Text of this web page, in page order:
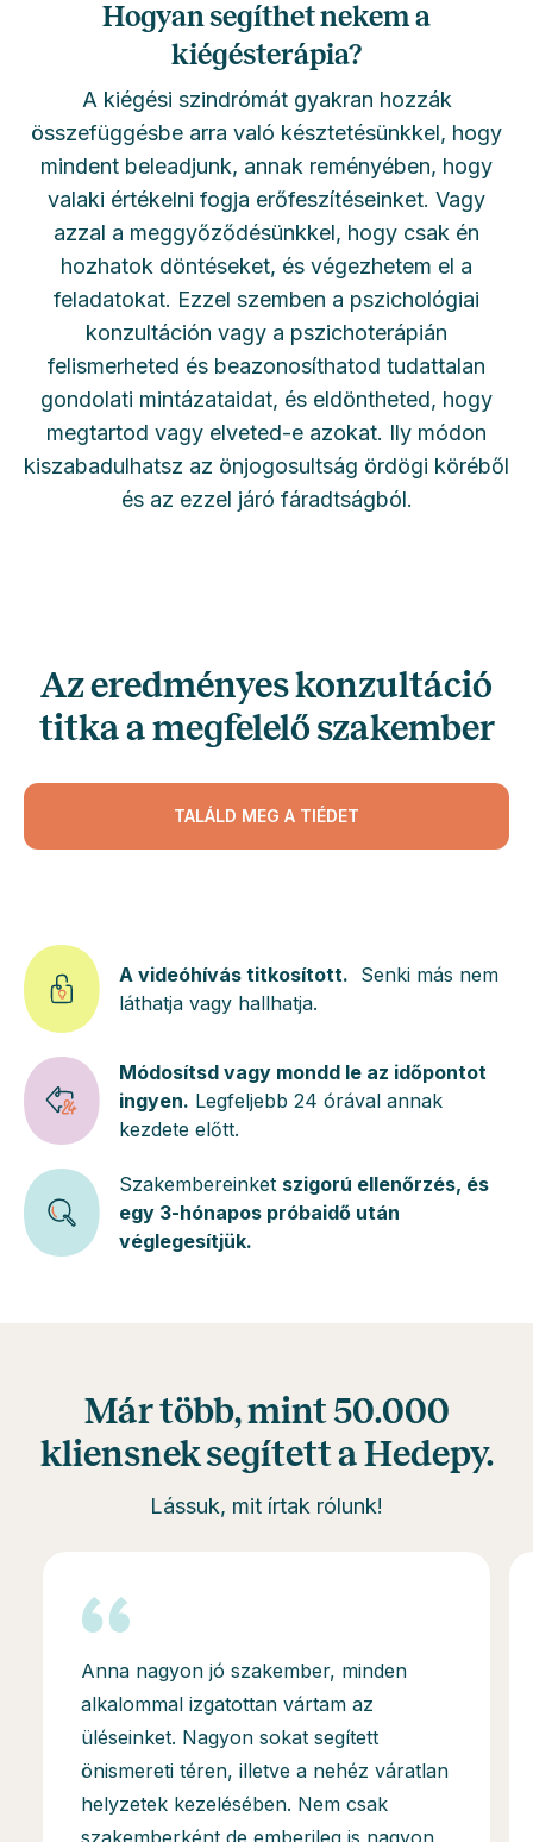
Hogyan segíthet nekem a
kiégésterápia?
A kiégési szindrómát gyakran hozzák
összefüggésbe arra való késztetésünkkel, hogy
mindent beleadjunk, annak reményében, hogy
valaki értékelni fogja erőfeszítéseinket. Vagy
azzal a meggyőződésünkkel, hogy csak én
hozhatok döntéseket, és végezhetem el a
feladatokat. Ezzel szemben a pszichológiai
konzultáción vagy a pszichoterápián
felismerheted és beazonosíthatod tudattalan
gondolati mintázataidat, és eldöntheted, hogy
megtartod vagy elveted-e azokat. Ily módon
kiszabadulhatsz az önjogosultság ördögi köréből
és az ezzel járó fáradtságból.
Az eredményes konzultáció
titka a megfelelő szakember
TALÁLD MEG A TIÉDET
A videóhívás titkosított. Senki más nem
láthatja vagy hallhatja.
Módosítsd vagy mondd le az időpontot
ingyen. Legfeljebb 24 órával annak
kezdete előtt.
Szakembereinket szigorú ellenőrzés, és
egy 3-hónapos próbaidő után
véglegesítjük.
Már több, mint 50.000
kliensnek segített a Hedepy.
Lássuk, mit írtak rólunk!
Anna nagyon jó szakember, minden
alkalommal izgatottan vártam az
üléseinket. Nagyon sokat segített
önismereti téren, illetve a nehéz váratlan
helyzetek kezelésében. Nem csak
szakemberként de emberileg is nagyon